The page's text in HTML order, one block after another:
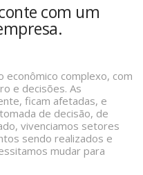
com um
econômico complexo, com
e decisões. As
ficam afetadas, e
de decisão, de
vivenciamos setores
sendo realizados e
mudar para